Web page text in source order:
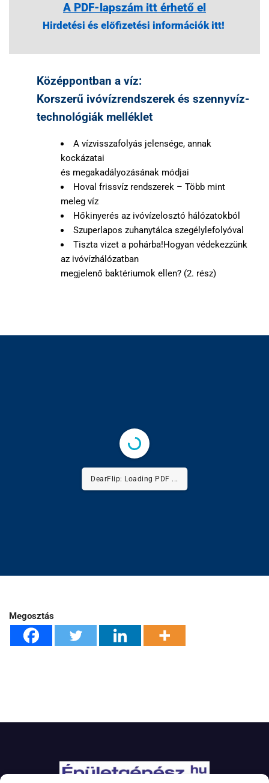
A PDF-lapszám itt érhető el
Hirdetési és előfizetési információk itt!
Középpontban a víz:
Korszerű ivóvízrendszerek és szennyvíz-
technológiák melléklet
A vízvisszafolyás jelensége, annak
kockázatai
és megakadályozásának módjai
Hoval frissvíz rendszerek – Több mint
meleg víz
Hőkinyerés az ivóvízelosztó hálózatokból
Szuperlapos zuhanytálca szegélylefolyóval
Tiszta vizet a pohárba!Hogyan védekezzünk
az ivóvízhálózatban
megjelenő baktériumok ellen? (2. rész)
DearFlip: Loading PDF 29% ...
Megosztás